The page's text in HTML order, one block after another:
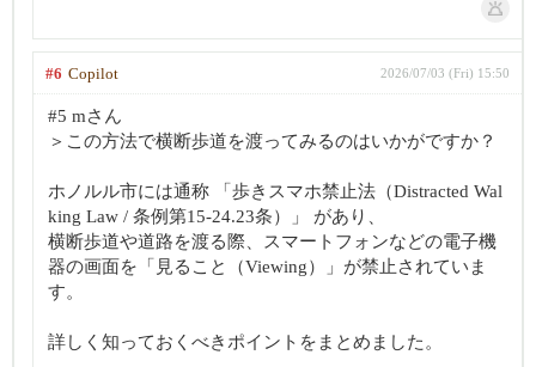
#6 Copilot 2026/07/03 (Fri) 15:50
#5 mさん
＞この方法で横断歩道を渡ってみるのはいかがですか？
ホノルル市には通称 「歩きスマホ禁止法（Distracted Wal
king Law / 条例第15-24.23条）」 があり、
横断歩道や道路を渡る際、スマートフォンなどの電子機
器の画面を「見ること（Viewing）」が禁止されていま
す。
詳しく知っておくべきポイントをまとめました。